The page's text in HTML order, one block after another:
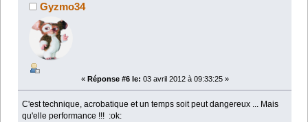
Gyzmo34
« Réponse #6 le: 03 avril 2012 à 09:33:25 »
C'est technique, acrobatique et un temps soit peut dangereux ... Mais
qu'elle performance !!! :ok: